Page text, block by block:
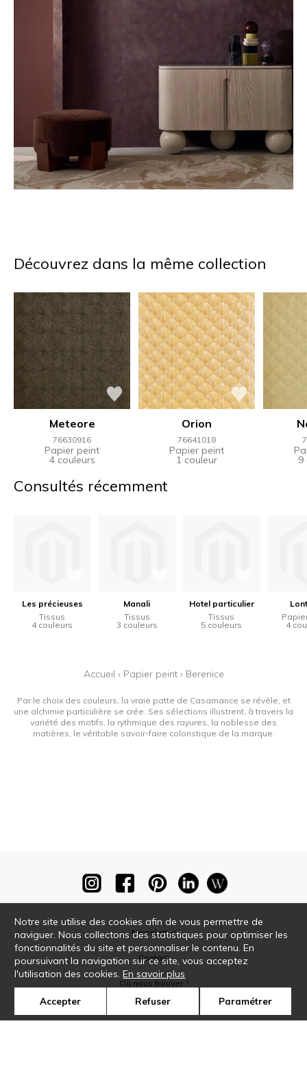
Découvrez dans la même collection
Meteore
76630916
Papier peint
4 couleurs
Orion
76641018
Papier peint
1 couleur 9
Consultés récemment
Les précieuses
Tissus
4 couleurs
Manali
Tissus
3 couleurs
Hotel particulier
Tissus
5 couleurs
4
Accueil › Papier peint› Berenice
Par le choix des couleurs, la vraie patte de Casamance se révèle, et
une alchimie particulière se crée. Ses sélections illustrent, à travers la
variété des motifs, la rythmique des rayures, la noblesse des
matières, le véritable savoir-faire coloristique de la marque.
Newsletter
Contact
Où nous trouver ?
Notre site utilise des cookies afin de vous permettre de
naviguer. Nous collectons des statistiques pour optimiser les
fonctionnalités du site et personnaliser le contenu. En
poursuivant la navigation sur ce site, vous acceptez
l'utilisation des cookies.En savoir plus
Accepter Refuser Paramétrer